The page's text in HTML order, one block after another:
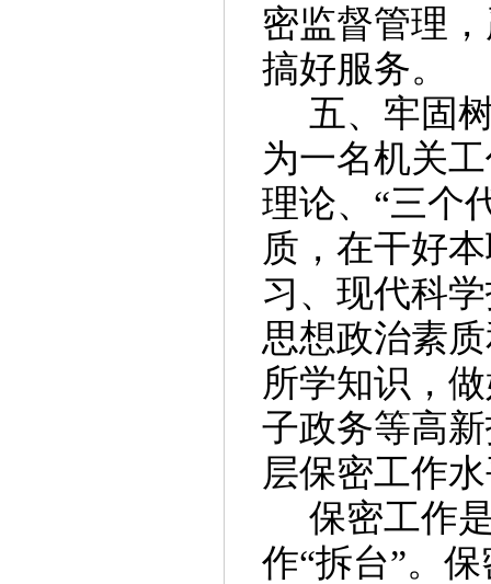
密监督管理
搞好服务。
五、 牢固
为一名机关
理论、 “三个
质，在干好
习、现代科
思想政治素
所学知识，
子政务等高
层保密工作
保密工作
作“拆台”。